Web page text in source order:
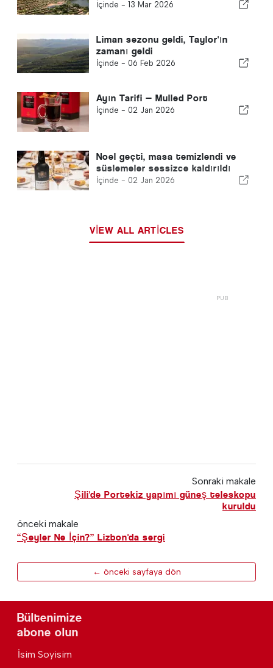
İçinde - 13 Mar 2026
Liman sezonu geldi, Taylor'ın
zamanı geldi
İçinde - 06 Feb 2026
Ayın Tarifi — Mulled Port
İçinde - 02 Jan 2026
Noel geçti, masa temizlendi ve
süslemeler sessizce kaldırıldı
İçinde - 02 Jan 2026
VIEW ALL ARTICLES
Sonraki makale
Şili'de Portekiz yapımı güneş teleskopu
kuruldu
önceki makale
“Şeyler Ne İçin?” Lizbon'da sergi
← önceki sayfaya dön
Bültenimize
abone olun
İsim Soyisim